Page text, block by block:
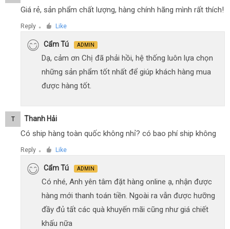
Giá rẻ, sản phẩm chất lượng, hàng chính hãng mình rất thích!
Reply ● Like
Cẩm Tú ADMIN
Dạ, cảm ơn Chị đã phải hồi, hệ thống luôn lựa chọn
những sản phẩm tốt nhất để giúp khách hàng mua
được hàng tốt.
T Thanh Hải
Có ship hàng toàn quốc không nhỉ? có bao phí ship không
Reply ● Like
Cẩm Tú ADMIN
Có nhé, Anh yên tâm đặt hàng online ạ, nhận được
hàng mới thanh toán tiền. Ngoài ra vẫn được hưỡng
đầy đủ tất các quà khuyến mãi cũng như giá chiết
khấu nữa